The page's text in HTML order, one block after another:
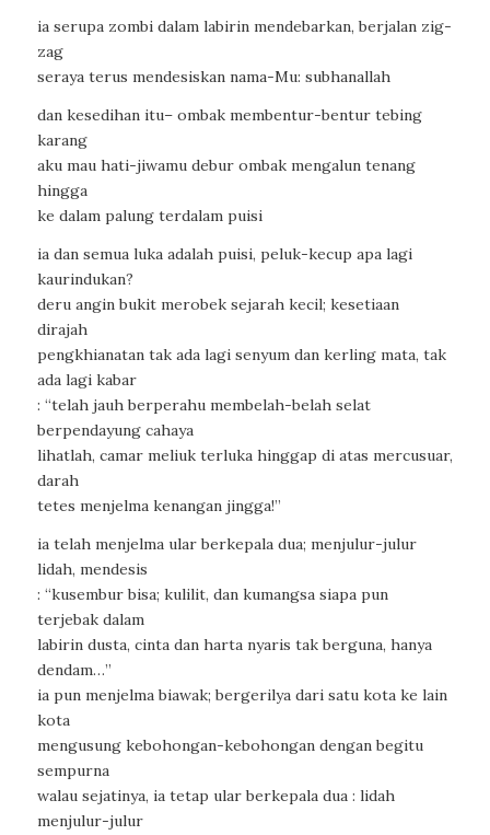
ia serupa zombi dalam labirin mendebarkan, berjalan zig-
zag
seraya terus mendesiskan nama-Mu: subhanallah
dan kesedihan itu– ombak membentur-bentur tebing
karang
aku mau hati-jiwamu debur ombak mengalun tenang
hingga
ke dalam palung terdalam puisi
ia dan semua luka adalah puisi, peluk-kecup apa lagi
kaurindukan?
deru angin bukit merobek sejarah kecil; kesetiaan
dirajah
pengkhianatan tak ada lagi senyum dan kerling mata, tak
ada lagi kabar
: “telah jauh berperahu membelah-belah selat
berpendayung cahaya
lihatlah, camar meliuk terluka hinggap di atas mercusuar,
darah
tetes menjelma kenangan jingga!”
ia telah menjelma ular berkepala dua; menjulur-julur
lidah, mendesis
: “kusembur bisa; kulilit, dan kumangsa siapa pun
terjebak dalam
labirin dusta, cinta dan harta nyaris tak berguna, hanya
dendam…”
ia pun menjelma biawak; bergerilya dari satu kota ke lain
kota
mengusung kebohongan-kebohongan dengan begitu
sempurna
walau sejatinya, ia tetap ular berkepala dua : lidah
menjulur-julur